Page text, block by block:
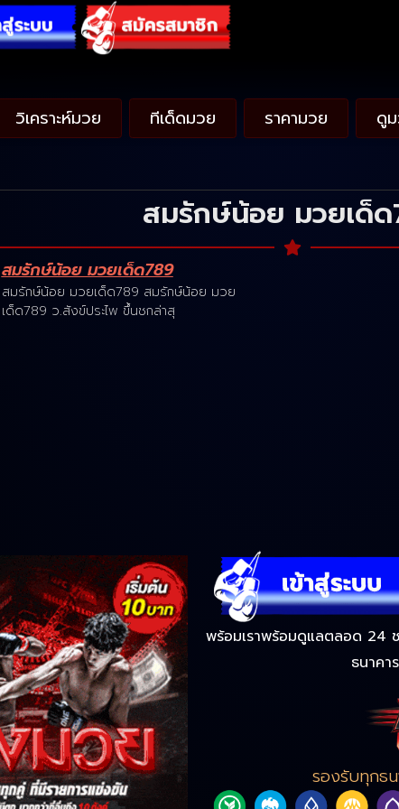
วิเคราะห์มวย ทีเด็ดมวย ราคามวย ดู
สมรักษ์น้อย มวยเด็
สมรักษ์น้อย มวยเด็ด789
สมรักษ์น้อย มวยเด็ด789 สมรักษ์น้อย มวย
เด็ด789 ว.สังข์ประไพ ขึ้นชกล่าสุ
พร้อมเราพร้อมดูแลตลอด 24
ธนาค
รองรับทุกธ